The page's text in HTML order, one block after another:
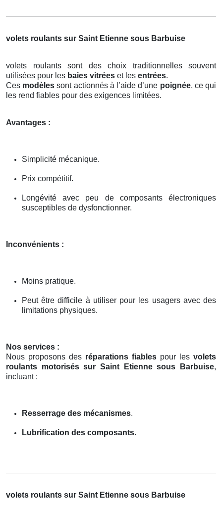
volets roulants sur Saint Etienne sous Barbuise
volets roulants sont des choix traditionnelles souvent
utilisées pour les baies vitrées et les entrées.
Ces modèles sont actionnés à l’aide d’une poignée, ce qui
les rend fiables pour des exigences limitées.
Avantages :
Simplicité mécanique.
Prix compétitif.
Longévité avec peu de composants électroniques
susceptibles de dysfonctionner.
Inconvénients :
Moins pratique.
Peut être difficile à utiliser pour les usagers avec des
limitations physiques.
Nos services :
Nous proposons des réparations fiables pour les volets
roulants motorisés sur Saint Etienne sous Barbuise,
incluant :
Resserrage des mécanismes.
Lubrification des composants.
volets roulants sur Saint Etienne sous Barbuise